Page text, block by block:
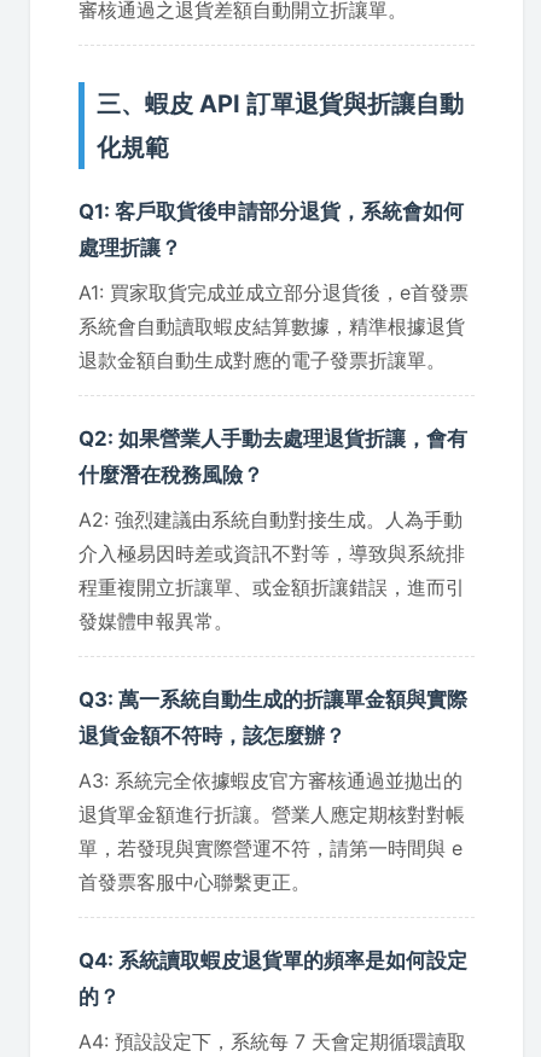
審核通過之退貨差額自動開立折讓單。
三、蝦皮 API 訂單退貨與折讓自動
化規範
Q1: 客戶取貨後申請部分退貨，系統會如何
處理折讓？
A1: 買家取貨完成並成立部分退貨後，e首發票
系統會自動讀取蝦皮結算數據，精準根據退貨
退款金額自動生成對應的電子發票折讓單。
Q2: 如果營業人手動去處理退貨折讓，會有
什麼潛在稅務風險？
A2: 強烈建議由系統自動對接生成。人為手動
介入極易因時差或資訊不對等，導致與系統排
程重複開立折讓單、或金額折讓錯誤，進而引
發媒體申報異常。
Q3: 萬一系統自動生成的折讓單金額與實際
退貨金額不符時，該怎麼辦？
A3: 系統完全依據蝦皮官方審核通過並拋出的
退貨單金額進行折讓。營業人應定期核對對帳
單，若發現與實際營運不符，請第一時間與 e
首發票客服中心聯繫更正。
Q4: 系統讀取蝦皮退貨單的頻率是如何設定
的？
A4: 預設設定下，系統每 7 天會定期循環讀取